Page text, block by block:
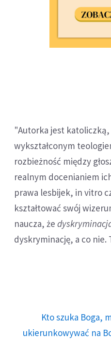
"Autorka jest
wykształconym
rozbieżność między
realnym docenianiem
prawa lesbijek, in vitro
kształtować swój
naucza, że
dyskryminację, a co nie.
Kto szuka Boga,
ukierunkowywać na